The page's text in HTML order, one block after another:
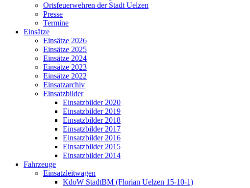
Ortsfeuerwehren der Stadt Uelzen
Presse
Termine
Einsätze
Einsätze 2026
Einsätze 2025
Einsätze 2024
Einsätze 2023
Einsätze 2022
Einsatzarchiv
Einsatzbilder
Einsatzbilder 2020
Einsatzbilder 2019
Einsatzbilder 2018
Einsatzbilder 2017
Einsatzbilder 2016
Einsatzbilder 2015
Einsatzbilder 2014
Fahrzeuge
Einsatzleitwagen
KdoW StadtBM (Florian Uelzen 15-10-1)